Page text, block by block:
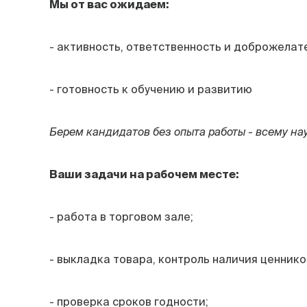
Мы от вас ожидаем:
- активность, ответственность и
- готовность к обучению и развитию
Берем кандидатов без опыта работы - всему
Ваши задачи на рабочем месте:
- работа в торговом зале;
- выкладка товара, контроль наличия
- проверка сроков годности;